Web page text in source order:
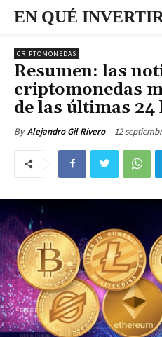
EN QUÉ
CRIPTOMONEDAS
Resumen: las
criptomonedas
de las últimas 24
By Alejandro Gil Rivero 12